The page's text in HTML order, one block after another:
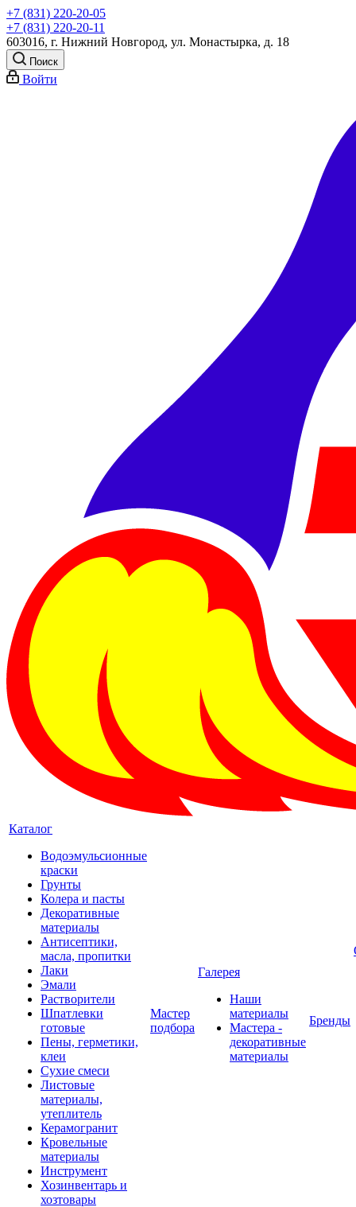
+7 (831) 220-20-05
+7 (831) 220-20-11
603016, г. Нижний Новгород, ул. Монастырка, д. 18
Поиск
Войти
Каталог
Водоэмульсионные
краски
Грунты
Колера и пасты
Декоративные
материалы
Антисептики,
масла, пропитки
Лаки
Эмали
Растворители
Шпатлевки
готовые
Пены, герметики,
клеи
Сухие смеси
Листовые
материалы,
утеплитель
Керамогранит
Кровельные
материалы
Инструмент
Хозинвентарь и
хозтовары
Мастер
подбора
Галерея
Наши
материалы
Мастера -
декоративные
материалы
Бренды